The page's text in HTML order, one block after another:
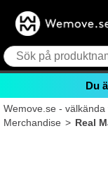
Du
Wemove.se -
Merchandise>Real